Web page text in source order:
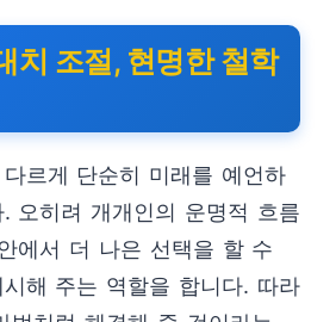
치 조절, 현명한 철학
르게 단순히 미래를 예언하
오히려 개개인의 운명적 흐름
에서 더 나은 선택을 할 수
해 주는 역할을 합니다. 따라